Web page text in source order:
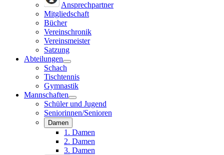
Ansprechpartner
Mitgliedschaft
Bücher
Vereinschronik
Vereinsmeister
Satzung
Abteilungen
Schach
Tischtennis
Gymnastik
Mannschaften
Schüler und Jugend
Seniorinnen/Senioren
Damen
1. Damen
2. Damen
3. Damen